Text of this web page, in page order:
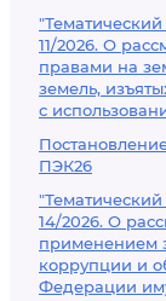
11/2026. О
правами на
земель,
с
ПЭК26
14/2026. О
применением
коррупции и
Федерации